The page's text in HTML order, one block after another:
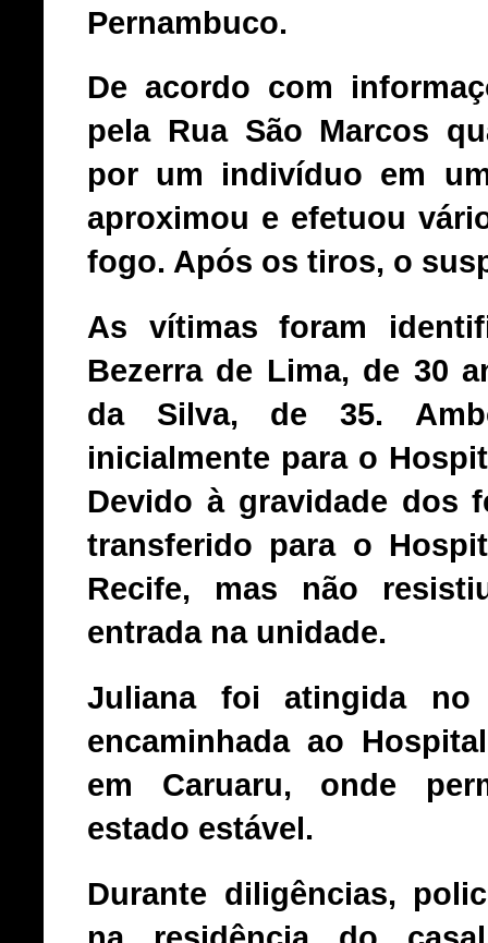
Pernambuco.
De acordo com
pela Rua São Marcos
por um indivíduo em
aproximou e efetuou
fogo. Após os tiros, o
As vítimas foram
Bezerra de Lima, de 30
da Silva, de 35.
inicialmente para o
Devido à gravidade dos
transferido para o
Recife, mas não
entrada na unidade.
Juliana foi atingida
encaminhada ao
em Caruaru, onde
estado estável.
Durante diligências,